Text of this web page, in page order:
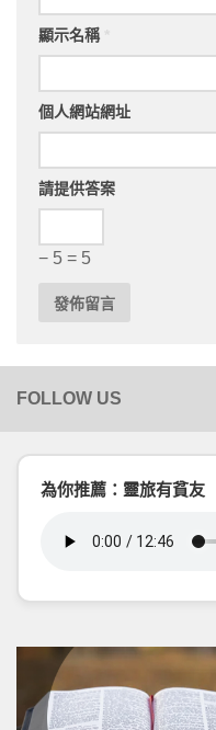
顯示名稱
個人網站網址
請提供答案
− 5 = 5
為你推薦：靈旅有貧友